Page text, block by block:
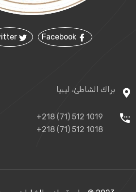
براك الشاطئ، ليبيا
+218 (71) 512 1019
+218 (71) 512 1018